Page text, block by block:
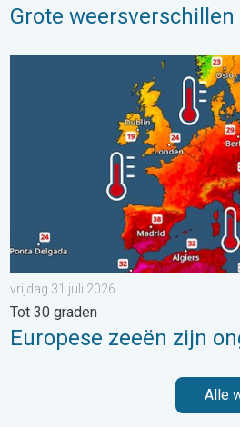
Grote
Europese zeeën zijn ongewoon
vrijdag 31 juli 2026
Tot 30 graden
Europese zeeën zijn
Alle